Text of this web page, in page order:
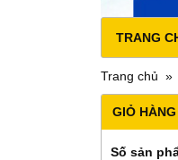
TRANG
Trang chủ
GIỎ
Số sản